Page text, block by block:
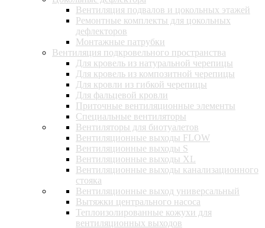
Вентиляция подвалов и цокольных этажей
Ремонтные комплекты для цокольных
дефлекторов
Монтажные патрубки
Вентиляция подкровельного пространства
Для кровель из натуральной черепицы
Для кровель из композитной черепицы
Для кровли из гибкой черепицы
Для фальцевой кровли
Приточные вентиляционные элементы
Специальные вентиляторы
Вентиляторы для биотуалетов
Вентиляционные выходы FLOW
Вентиляционные выходы S
Вентиляционные выходы XL
Вентиляционные выходы канализационного
стояка
Вентиляционные выход универсальный
Вытяжки центрального насоса
Теплоизолированные кожухи для
вентиляционных выходов